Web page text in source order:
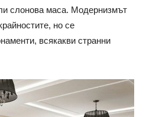
слонова маса. Модернизмът
но се
всякакви странни